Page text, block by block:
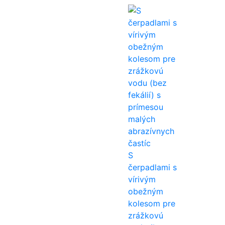
S
čerpadlami s
vírivým
obežným
kolesom pre
zrážkovú